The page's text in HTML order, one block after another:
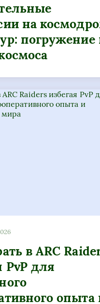
на
погружение
в ARC
PvP для
опыта